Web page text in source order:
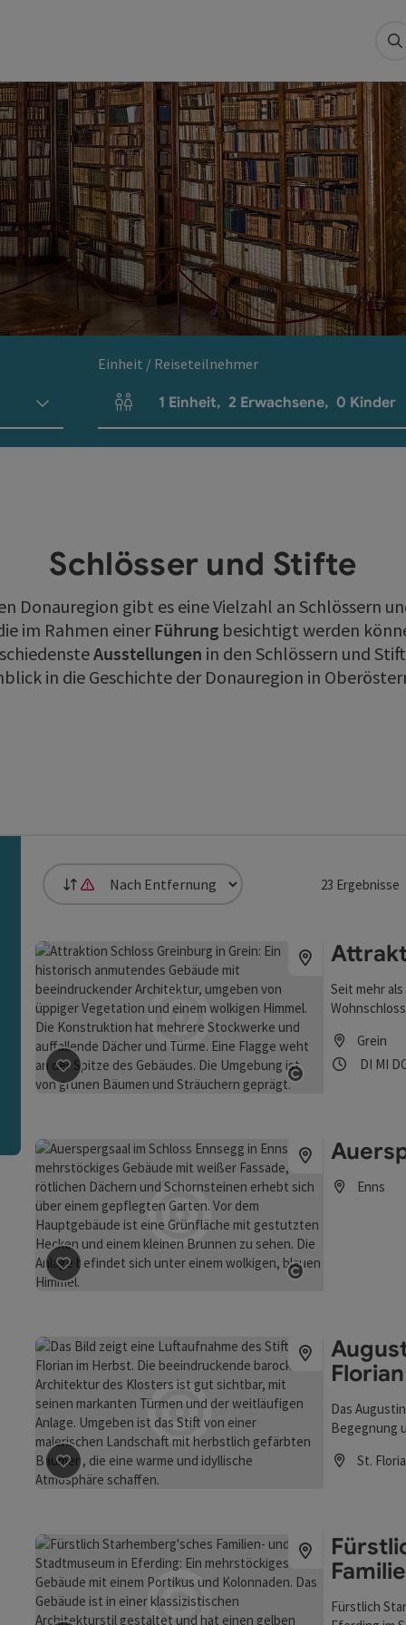
Einheit / Reiseteilnehmer
Einheitenanzahl und Personenfelder
1 Einheit, 2 Erwachsene, 0 Kinder
Schlösser und Stifte
Donauregion gibt es eine Vielzahl an Schlössern
im Rahmen einerFührung besichtigt werden
Ausstellungen in den Schlössern und
in die Geschichte der Donauregion in
die Liste stehen Filter zur Verfügung mit denen die
Sortierung
Die Sortierung nach Entfernung ist nicht möglich, da
23 Ergebnisse
Copyright
Beitrag merken: Attraktion Schloss Greinburg
Seit mehr
mit der
und
Grein
DI MI
Copyright
Beitrag merken: Auerspergsaal im Schloss Ennsegg
Enns
Beitrag merken: Augustiner-Chorherrenstift St.
Florian
Das
Begegnung
St.
Fürstlich